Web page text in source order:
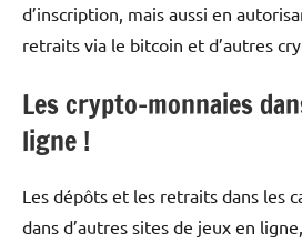
d’inscription, mais aussi en
retraits via le bitcoin et d’autres
Les crypto-monnaies
ligne !
Les dépôts et les retraits dans les
dans d’autres sites de jeux en